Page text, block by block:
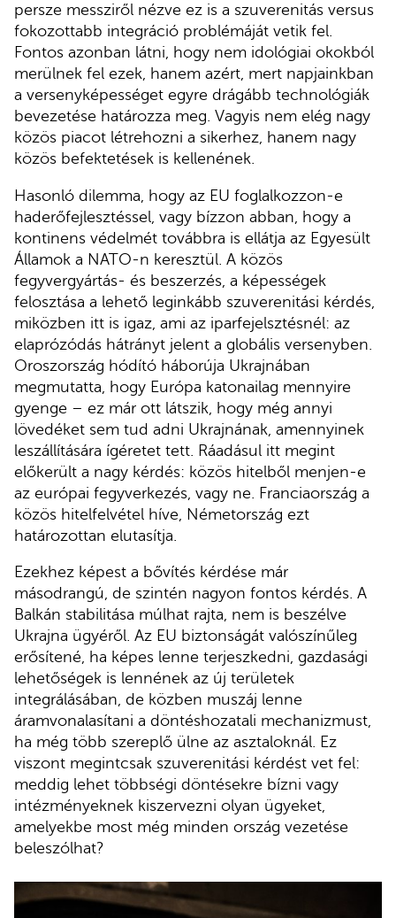
persze messziről nézve ez is a szuverenitás versus
fokozottabb integráció problémáját vetik fel.
Fontos azonban látni, hogy nem idológiai okokból
merülnek fel ezek, hanem azért, mert napjainkban
a versenyképességet egyre drágább technológiák
bevezetése határozza meg. Vagyis nem elég nagy
közös piacot létrehozni a sikerhez, hanem nagy
közös befektetések is kellenének.
Hasonló dilemma, hogy az EU foglalkozzon-e
haderőfejlesztéssel, vagy bízzon abban, hogy a
kontinens védelmét továbbra is ellátja az Egyesült
Államok a NATO-n keresztül. A közös
fegyvergyártás- és beszerzés, a képességek
felosztása a lehető leginkább szuverenitási kérdés,
miközben itt is igaz, ami az iparfejelsztésnél: az
elaprózódás hátrányt jelent a globális versenyben.
Oroszország hódító háborúja Ukrajnában
megmutatta, hogy Európa katonailag mennyire
gyenge – ez már ott látszik, hogy még annyi
lövedéket sem tud adni Ukrajnának, amennyinek
leszállítására ígéretet tett. Ráadásul itt megint
előkerült a nagy kérdés: közös hitelből menjen-e
az európai fegyverkezés, vagy ne. Franciaország a
közös hitelfelvétel híve, Németország ezt
határozottan elutasítja.
Ezekhez képest a bővítés kérdése már
másodrangú, de szintén nagyon fontos kérdés. A
Balkán stabilitása múlhat rajta, nem is beszélve
Ukrajna ügyéről. Az EU biztonságát valószínűleg
erősítené, ha képes lenne terjeszkedni, gazdasági
lehetőségek is lennének az új területek
integrálásában, de közben muszáj lenne
áramvonalasítani a döntéshozatali mechanizmust,
ha még több szereplő ülne az asztaloknál. Ez
viszont megintcsak szuverenitási kérdést vet fel:
meddig lehet többségi döntésekre bízni vagy
intézményeknek kiszervezni olyan ügyeket,
amelyekbe most még minden ország vezetése
beleszólhat?